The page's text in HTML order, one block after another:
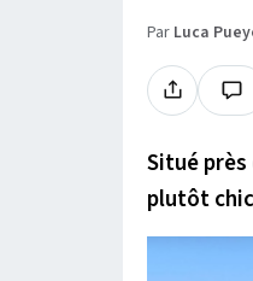
Par Luca
Situé
plutôt